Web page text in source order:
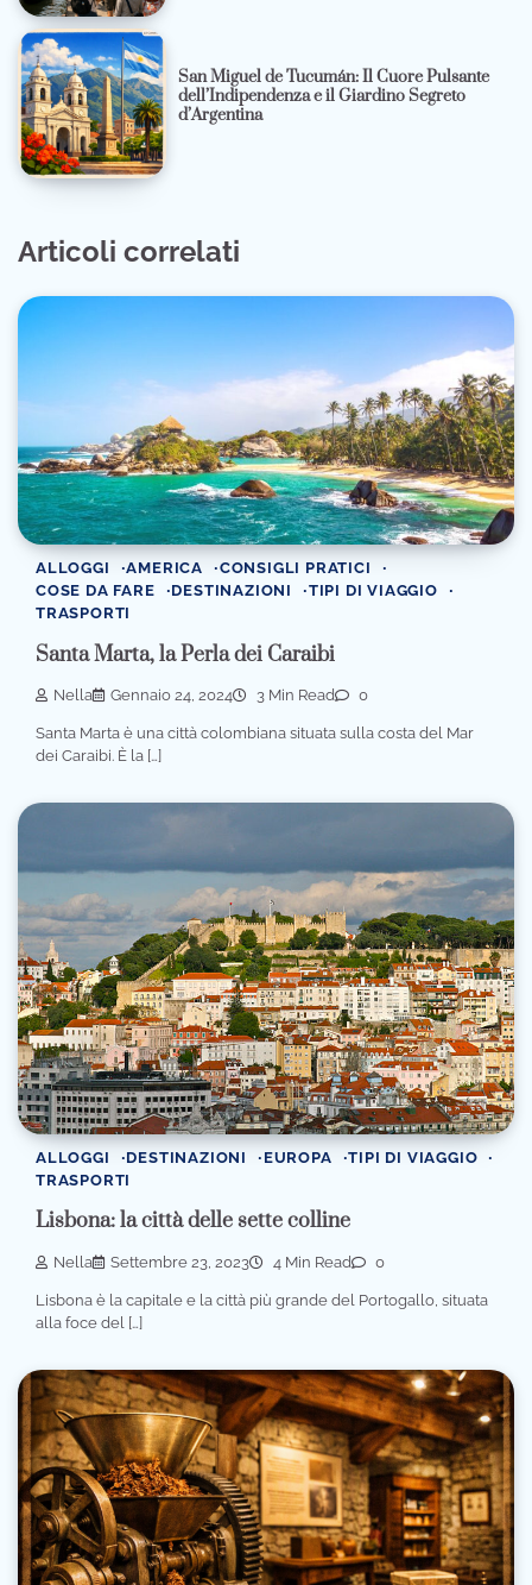
San Miguel de Tucumán: Il Cuore Pulsante
dell’Indipendenza e il Giardino Segreto
d’Argentina
Articoli correlati
ALLOGGI AMERICA
CONSIGLI PRATICI
COSE DA FARE
DESTINAZIONI
TIPI DI VIAGGIO
TRASPORTI
Santa Marta, la Perla dei Caraibi
Nella Gennaio 24, 2024 3 Min Read 0
Santa Marta è una città colombiana situata sulla costa del Mar
dei Caraibi. È la […]
ALLOGGI DESTINAZIONI EUROPA
TIPI DI VIAGGIO
TRASPORTI
Lisbona: la città delle sette colline
Nella Settembre 23, 2023 4 Min Read 0
Lisbona è la capitale e la città più grande del Portogallo, situata
alla foce del […]